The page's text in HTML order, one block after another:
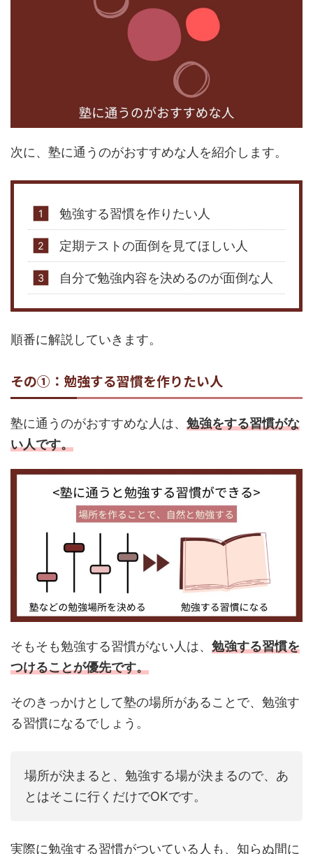
次に、塾に通うのがおすすめな人を紹介します。
勉強する習慣を作りたい人
定期テストの面倒を見てほしい人
自分で勉強内容を決めるのが面倒な人
順番に解説していきます。
その①：勉強する習慣を作りたい人
塾に通うのがおすすめな人は、 勉強をする習慣がな
い人です。
そもそも勉強する習慣がない人は、 勉強する習慣を
つけることが優先です。
そのきっかけとして塾の場所があることで、勉強す
る習慣になるでしょう。
場所が決まると、勉強する場が決まるので、あ
とはそこに行くだけでOKです。
実際に勉強する習慣がついている人も、知らぬ間に